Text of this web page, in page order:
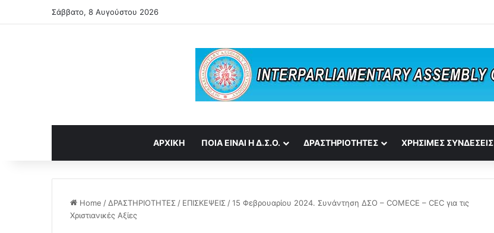
Σάββατο, 8 Αυγούστου 2026
ΑΡΧΙΚΗ ΠΟΙΑ ΕΙΝΑΙ Η Δ.Σ.Ο. ΔΡΑΣΤΗΡΙΟΤΗΤΕΣ ΧΡΗΣΙΜΕΣ ΣΥΝΔΕΣΕΙΣ
Home / ΔΡΑΣΤΗΡΙΟΤΗΤΕΣ / ΕΠΙΣΚΕΨΕΙΣ /15 Φεβρουαρίου 2024. Συνάντηση ΔΣΟ – COMECE – CEC για τις
Χριστιανικές Αξίες